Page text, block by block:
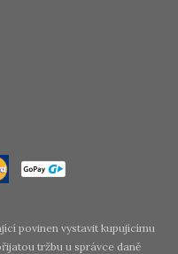
povinen vystavit kupujícímu
tržbu u správce daně